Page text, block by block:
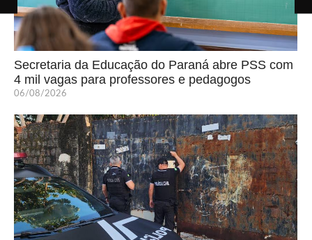
Secretaria da Educação do Paraná abre PSS com
4 mil vagas para professores e pedagogos
06/08/2026